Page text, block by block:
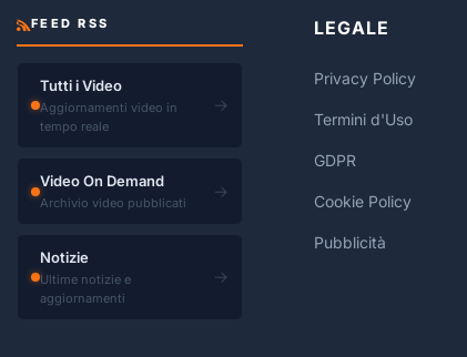
FEED RSS
Tutti i Video
Aggiornamenti video in
tempo reale
→
Video On Demand
Archivio video pubblicati
→
Notizie
Ultime notizie e
aggiornamenti
→
LEGALE
Privacy Policy
Termini d'Uso
GDPR
Cookie Policy
Pubblicità